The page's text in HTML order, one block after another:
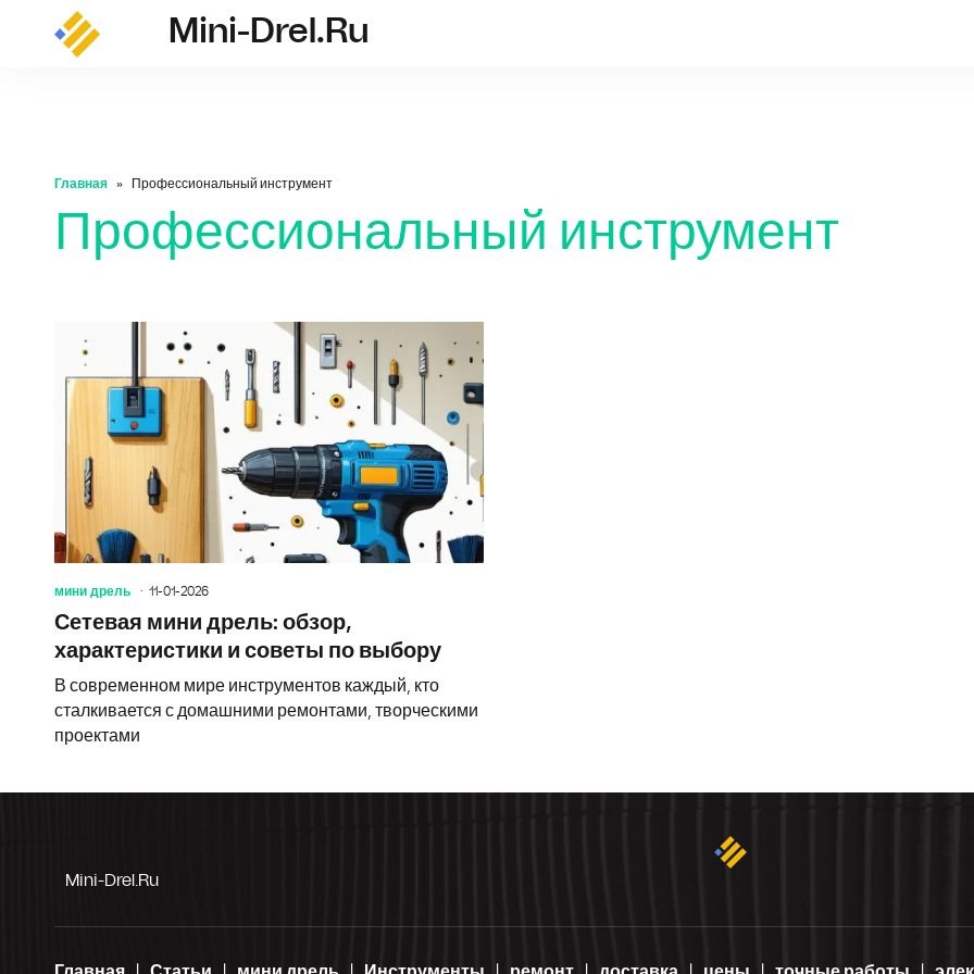
mini-drel.ru
Mini-Drel.ru
Главная Профессиональный инструмент
Профессиональный инструмент
мини дрель 11-01-2026
Сетевая мини дрель: обзор,
характеристики и советы по выбору
В современном мире инструментов каждый, кто
сталкивается с домашними ремонтами, творческими
проектами
Mini-Drel.ru